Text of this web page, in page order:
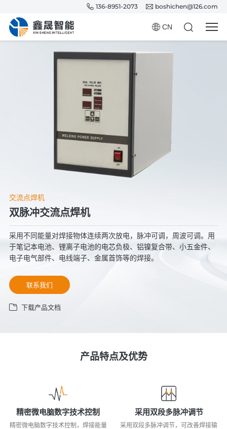
136-8951-2073 boshichen@126.com
CN
交流点焊机
双脉冲交流点焊机
采用不同能量对焊接物体连续两次放电，脉冲可调，周波可调。用
于笔记本电池、锂离子电池的电芯负极、铝镍复合带、小五金件、
电子电气部件、电线端子、金属首饰等的焊接。
联系我们
下载产品文档
产品特点及优势
精密微电脑数字技术控制
精密微电脑数字技术控制，焊接能量
采用双段多脉冲调节
采用双段多脉冲调节，可改善焊接输